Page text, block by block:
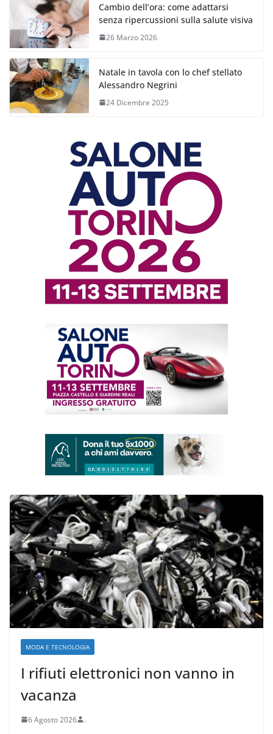
Cambio dell’ora: come adattarsi
senza ripercussioni sulla salute visiva
26 Marzo 2026
Natale in tavola con lo chef stellato
Alessandro Negrini
24 Dicembre 2025
MODA E TECNOLOGIA
I rifiuti elettronici non vanno in
vacanza
6 Agosto 2026 .